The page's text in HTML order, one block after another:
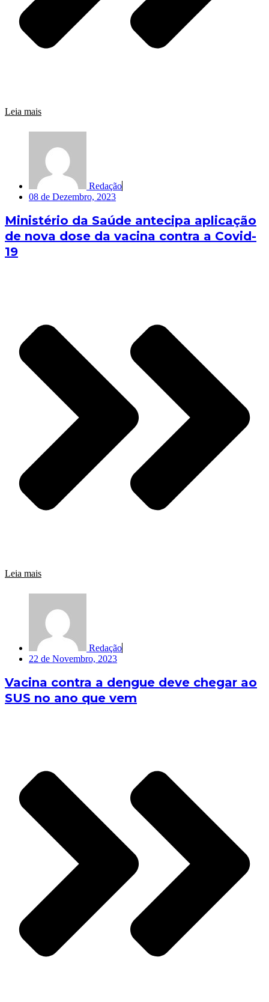
Leia mais
Redação
08 de Dezembro, 2023
Ministério da Saúde antecipa aplicação
de nova dose da vacina contra a Covid-
19
Leia mais
Redação
22 de Novembro, 2023
Vacina contra a dengue deve chegar ao
SUS no ano que vem